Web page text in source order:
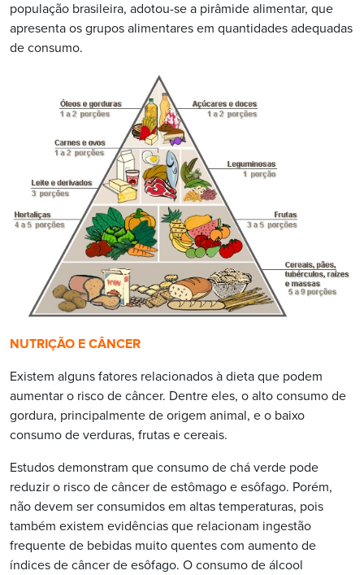
população brasileira, adotou-se a pirâmide alimentar, que
apresenta os grupos alimentares em quantidades adequadas
de consumo.
NUTRIÇÃO E CÂNCER
Existem alguns fatores relacionados à dieta que podem
aumentar o risco de câncer. Dentre eles, o alto consumo de
gordura, principalmente de origem animal, e o baixo
consumo de verduras, frutas e cereais.
Estudos demonstram que consumo de chá verde pode
reduzir o risco de câncer de estômago e esôfago. Porém,
não devem ser consumidos em altas temperaturas, pois
também existem evidências que relacionam ingestão
frequente de bebidas muito quentes com aumento de
índices de câncer de esôfago. O consumo de álcool